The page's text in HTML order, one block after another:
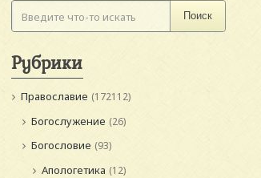
Поиск
Рубрики
Православие (172112)
Богослужение (26)
Богословие (93)
Апологетика (12)